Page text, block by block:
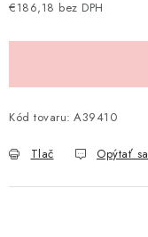
€186,18 bez DPH
Kód tovaru: A39410
Tlač Opýtať sa